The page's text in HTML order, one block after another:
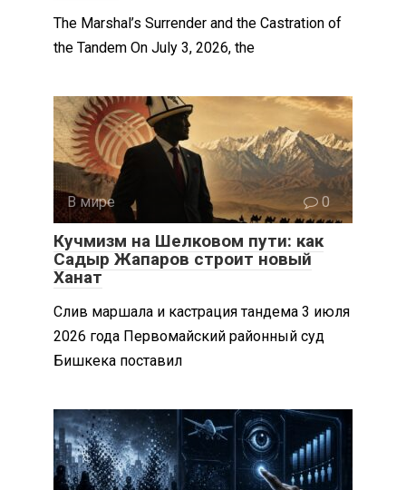
The Marshal’s Surrender and the Castration of
the Tandem On July 3, 2026, the
В мире 0
Кучмизм на Шелковом пути: как
Садыр Жапаров строит новый
Ханат
Слив маршала и кастрация тандема 3 июля
2026 года Первомайский районный суд
Бишкека поставил